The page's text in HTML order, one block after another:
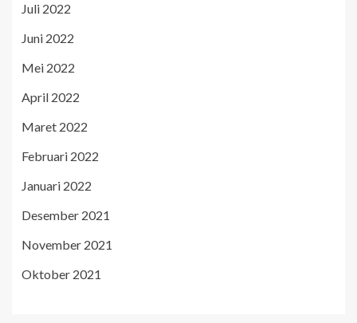
Juli 2022
Juni 2022
Mei 2022
April 2022
Maret 2022
Februari 2022
Januari 2022
Desember 2021
November 2021
Oktober 2021